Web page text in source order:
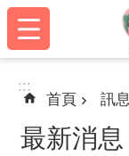
跳到主要內容區塊
:::
:::
首頁 訊
最新消息